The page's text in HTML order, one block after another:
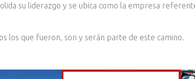
su liderazgo y se ubica como la empresa
los que fueron, son y serán parte de este camino.